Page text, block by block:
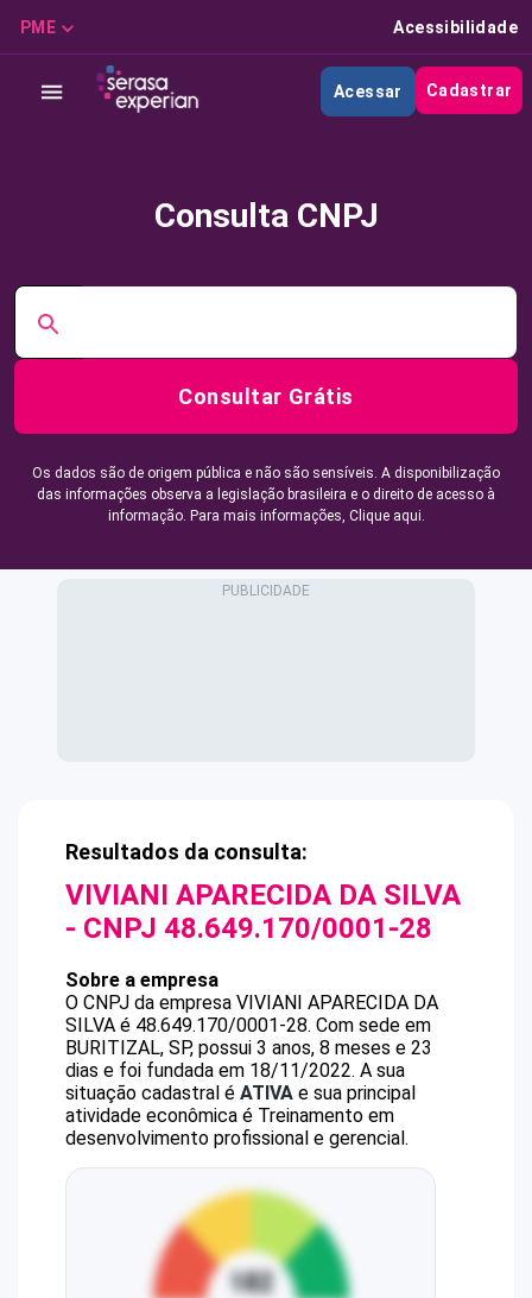
PME Acessibilidade
Acessar Cadastrar
Consulta CNPJ
Consultar Grátis
Os dados são de origem pública e não são sensíveis. A disponibilização
das informações observa a legislação brasileira e o direito de acesso à
informação. Para mais informações, Clique aqui.
Resultados da consulta:
VIVIANI APARECIDA DA SILVA
- CNPJ 48.649.170/0001-28
Sobre a empresa
O CNPJ da empresa VIVIANI APARECIDA DA
SILVA é 48.649.170/0001-28. Com sede em
BURITIZAL, SP, possui 3 anos, 8 meses e 23
dias e foi fundada em 18/11/2022. A sua
situação cadastral é ATIVA e sua principal
atividade econômica é Treinamento em
desenvolvimento profissional e gerencial.